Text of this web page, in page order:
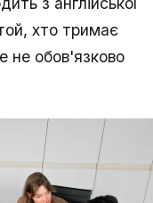
хто тримає
не обов'язково